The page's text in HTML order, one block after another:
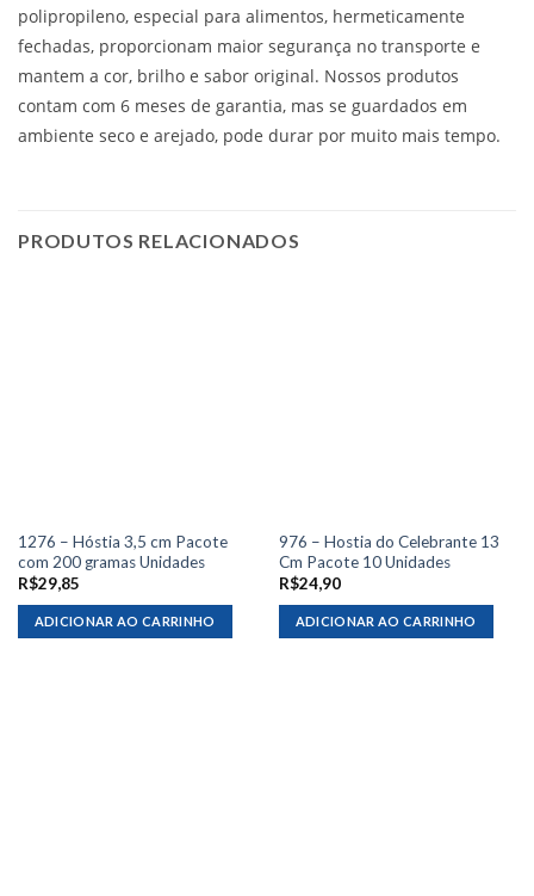
polipropileno, especial para alimentos, hermeticamente
fechadas, proporcionam maior segurança no transporte e
mantem a cor, brilho e sabor original. Nossos produtos
contam com 6 meses de garantia, mas se guardados em
ambiente seco e arejado, pode durar por muito mais tempo.
PRODUTOS RELACIONADOS
1276 – Hóstia 3,5 cm Pacote
com 200 gramas Unidades
R$29,85
ADICIONAR AO CARRINHO
976 – Hostia do Celebrante 13
Cm Pacote 10 Unidades
R$24,90
ADICIONAR AO CARRINHO